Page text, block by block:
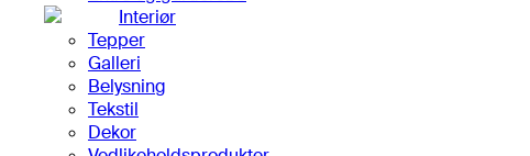
Interiør
Tepper
Galleri
Belysning
Tekstil
Dekor